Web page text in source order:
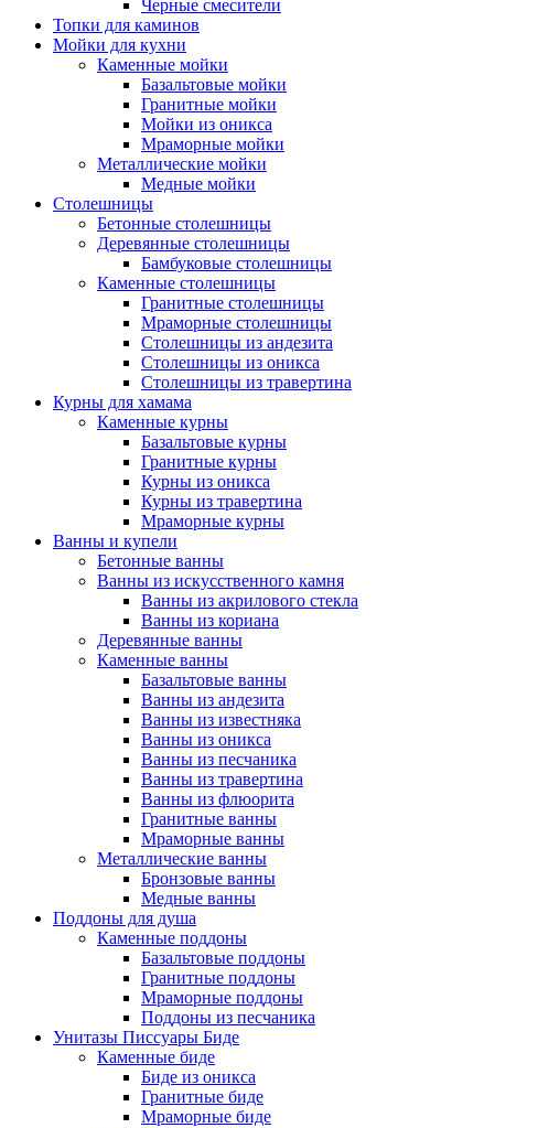
Черные смесители
Топки для каминов
Мойки для кухни
Каменные мойки
Базальтовые мойки
Гранитные мойки
Мойки из оникса
Мраморные мойки
Металлические мойки
Медные мойки
Столешницы
Бетонные столешницы
Деревянные столешницы
Бамбуковые столешницы
Каменные столешницы
Гранитные столешницы
Мраморные столешницы
Столешницы из андезита
Столешницы из оникса
Столешницы из травертина
Курны для хамама
Каменные курны
Базальтовые курны
Гранитные курны
Курны из оникса
Курны из травертина
Мраморные курны
Ванны и купели
Бетонные ванны
Ванны из искусственного камня
Ванны из акрилового стекла
Ванны из кориана
Деревянные ванны
Каменные ванны
Базальтовые ванны
Ванны из андезита
Ванны из известняка
Ванны из оникса
Ванны из песчаника
Ванны из травертина
Ванны из флюорита
Гранитные ванны
Мраморные ванны
Металлические ванны
Бронзовые ванны
Медные ванны
Поддоны для душа
Каменные поддоны
Базальтовые поддоны
Гранитные поддоны
Мраморные поддоны
Поддоны из песчаника
Унитазы Писсуары Биде
Каменные биде
Биде из оникса
Гранитные биде
Мраморные биде